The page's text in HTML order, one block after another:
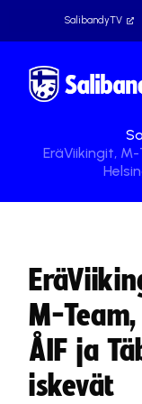
SalibandyTV
EräViikingit,
M-Team,
ÅIF ja
iskevät